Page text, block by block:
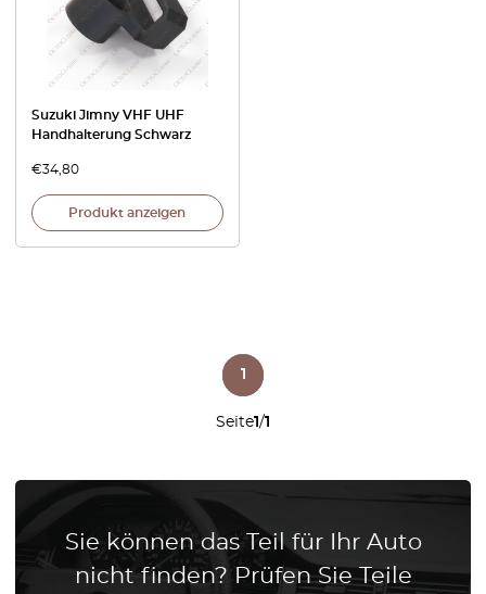
Suzuki Jimny VHF UHF
Handhalterung Schwarz
€34,80
Produkt anzeigen
Seite1/1
1
Sie können das Teil für Ihr Auto
nicht finden? Prüfen Sie Teile